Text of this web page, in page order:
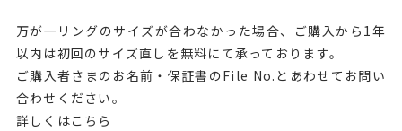
万が一リングのサイズが合わなかった場合、ご購入から1年
以内は初回のサイズ直しを無料にて承っております。
ご購入者さまのお名前・保証書のFile No.とあわせてお問い
合わせください。
詳しくはこちら